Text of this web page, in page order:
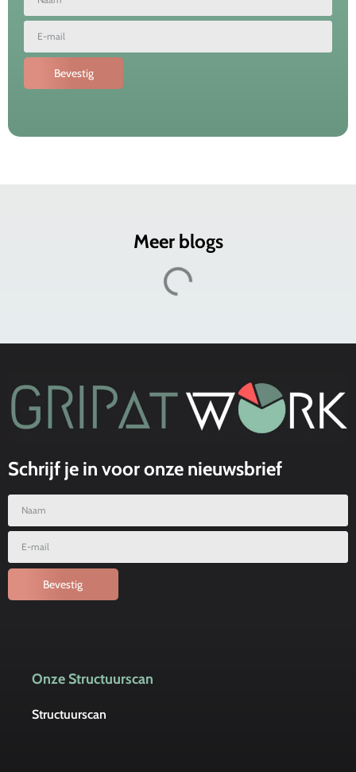
Bevestig
Meer blogs
Schrijf je in voor onze nieuwsbrief
Bevestig
Onze Structuurscan
Structuurscan